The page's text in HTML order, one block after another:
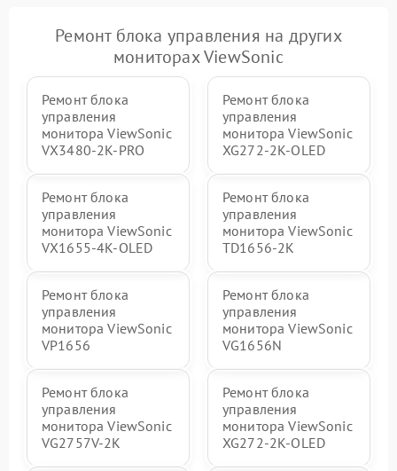
Ремонт блока управления на других
мониторах ViewSonic
Ремонт блока
управления
монитора ViewSonic
VX3480-2K-PRO
Ремонт блока
управления
монитора ViewSonic
XG272-2K-OLED
Ремонт блока
управления
монитора ViewSonic
VX1655-4K-OLED
Ремонт блока
управления
монитора ViewSonic
TD1656-2K
Ремонт блока
управления
монитора ViewSonic
VP1656
Ремонт блока
управления
монитора ViewSonic
VG1656N
Ремонт блока
управления
монитора ViewSonic
VG2757V-2K
Ремонт блока
управления
монитора ViewSonic
XG272-2K-OLED